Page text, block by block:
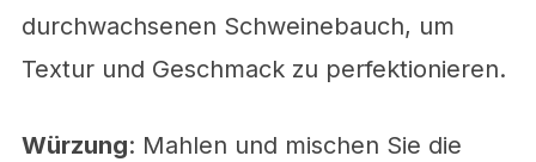
durchwachsenen Schweinebauch, um
Textur und Geschmack zu perfektionieren.
Würzung: Mahlen und mischen Sie die